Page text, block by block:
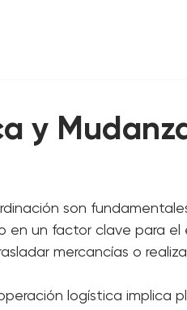
y
son
en un factor clave para